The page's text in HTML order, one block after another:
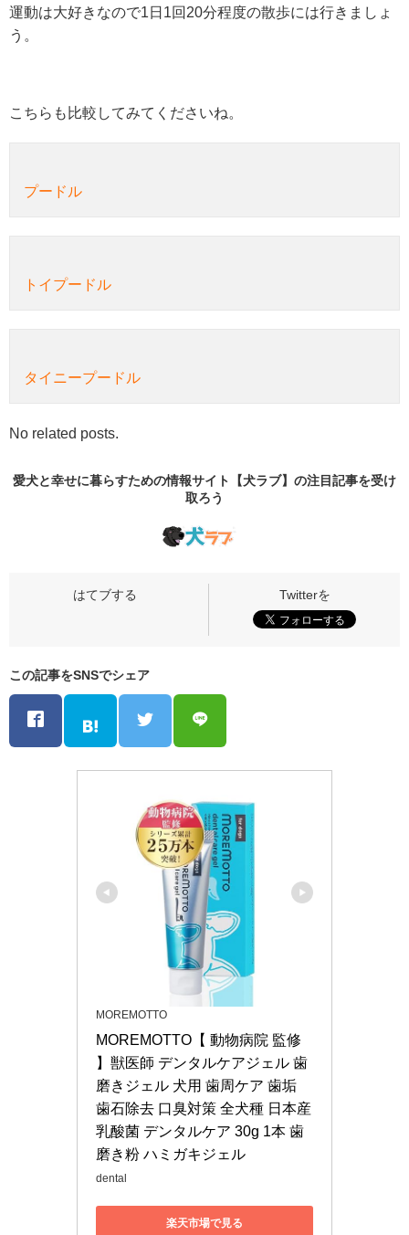
運動は大好きなので1日1回20分程度の散歩には行きましょ
う。
こちらも比較してみてくださいね。
プードル
トイプードル
タイニープードル
No related posts.
愛犬と幸せに暮らすための情報サイト【犬ラブ】の注目記事を受け
取ろう
この記事をSNSでシェア
MOREMOTTO
MOREMOTTO【 動物病院 監修
】獣医師 デンタルケアジェル 歯
磨きジェル 犬用 歯周ケア 歯垢
歯石除去 口臭対策 全犬種 日本産
乳酸菌 デンタルケア 30g 1本 歯
磨き粉 ハミガキジェル
dental
楽天市場で見る